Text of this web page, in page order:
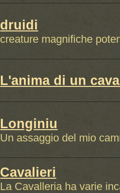
druidi
creature magnifiche
L'anima di un
Longiniu
Un assaggio del mio
Cavalieri
La Cavalleria ha varie